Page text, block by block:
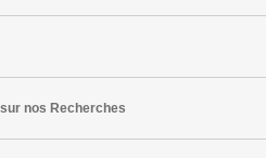
nos Recherches